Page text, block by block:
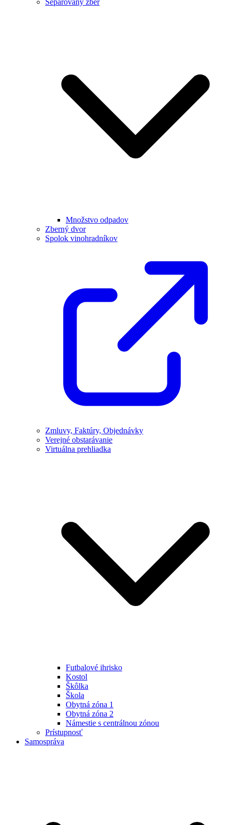
Separovaný zber
Množstvo odpadov
Zberný dvor
Spolok vinohradníkov
Zmluvy, Faktúry, Objednávky
Verejné obstarávanie
Virtuálna prehliadka
Futbalové ihrisko
Kostol
Škôlka
Škola
Obytná zóna 1
Obytná zóna 2
Námestie s centrálnou zónou
Prístupnosť
Samospráva